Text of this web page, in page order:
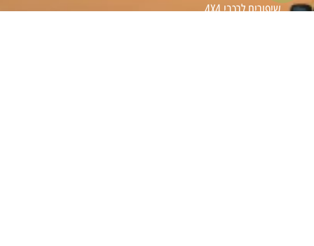
שיפורים לרכבי 4X4